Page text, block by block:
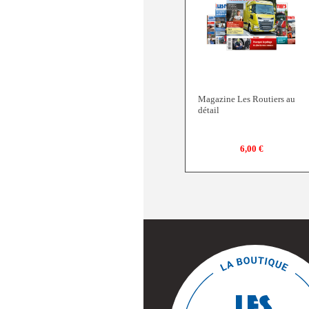
Magazine Les Routiers au
détail
6,00 €